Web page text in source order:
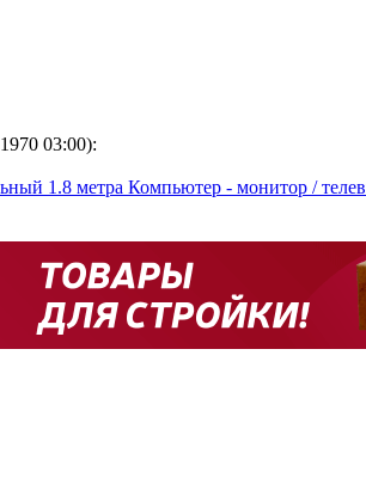
03:00):
1.8 метра Компьютер - монитор /